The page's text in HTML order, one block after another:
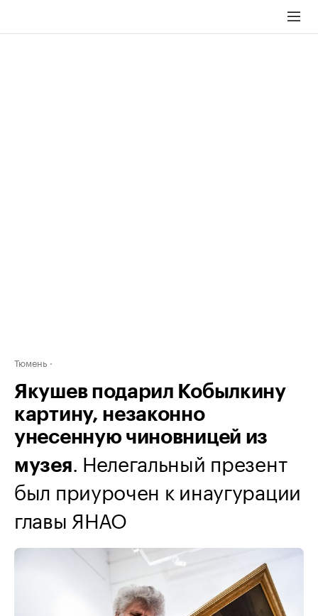
Тюмень
Якушев подарил Кобылкину
картину, незаконно
унесенную чиновницей из
музея. Нелегальный презент
был приурочен к инаугурации
главы ЯНАО